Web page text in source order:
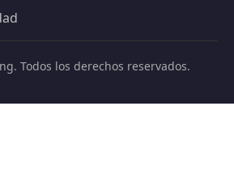
Todos los derechos reservados.